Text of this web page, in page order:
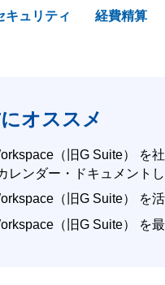
キュリティ 経費精算
オススメ
（旧G Suite） を
レンダー・ドキュメント
（旧G Suite） を
（旧G Suite） を